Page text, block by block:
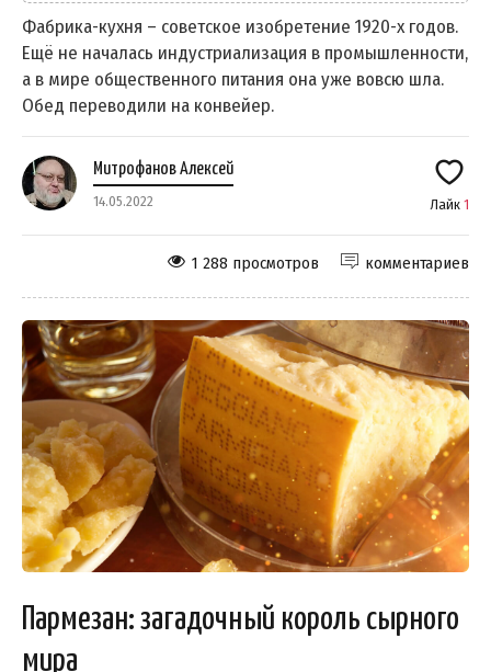
Фабрика-кухня – советское изобретение 1920-х годов.
Ещё не началась индустриализация в промышленности,
а в мире общественного питания она уже вовсю шла.
Обед переводили на конвейер.
Митрофанов Алексей
14.05.2022 Лайк 1
комментариев
1 288 просмотров
Пармезан: загадочный король сырного
мира